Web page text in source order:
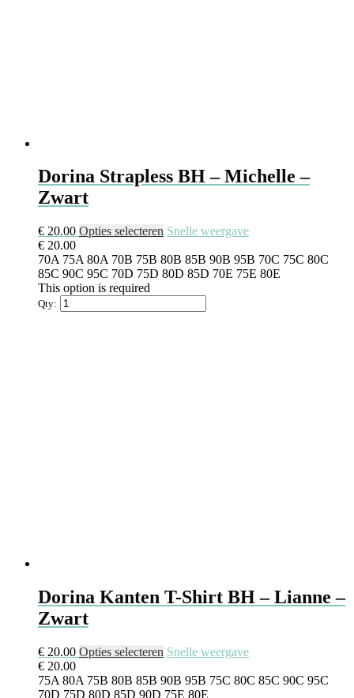
Dorina Strapless BH – Michelle –
Zwart
€ 20.00 Opties selecteren Snelle weergave
€ 20.00
70A 75A 80A 70B 75B 80B 85B 90B 95B 70C 75C 80C
85C 90C 95C 70D 75D 80D 85D 70E 75E 80E
This option is required
Qty:
Dorina Kanten T-Shirt BH – Lianne –
Zwart
€ 20.00 Opties selecteren Snelle weergave
€ 20.00
75A 80A 75B 80B 85B 90B 95B 75C 80C 85C 90C 95C
70D 75D 80D 85D 90D 75E 80E